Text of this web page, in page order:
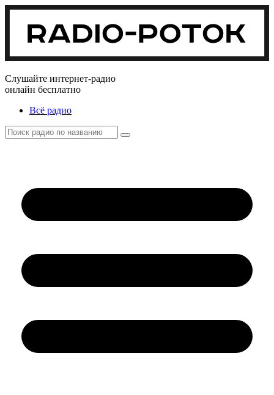
Слушайте интернет-радио
онлайн бесплатно
Всё радио